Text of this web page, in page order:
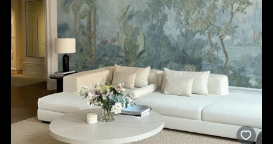
Die Más A Tierra Tapetenkollektion ist eine Antwort auf die
Trends von 2022, die eine Vorliebe für biophiles Design
ankündigen. Dekorateure werden zunehmend
Pflanzenelemente in Innenräumen verwenden, die
verschiedenen Funktionen dienen, wie Wohnungen,
Einkaufszentren, Restaurants oder Hotels. Spezialisten werden
Tapeten, Textilien, Möbelstücke oder Dekorationen wählen, die
die perfekte Symbiose zwischen Raum und Natur schaffen
sollen. Diese Präferenz wird auch durch die steigende Anzahl
von Online-Pflanzengemeinschaften unterstützt. Diese
virtuellen Räume erstellen pflanzenbezogene Inhalte, wie